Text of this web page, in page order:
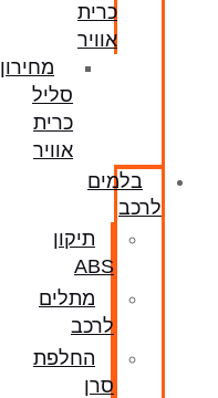
כרית
אוויר
מחירון
סליל
כרית
אוויר
בלמים
לרכב
תיקון
ABS
מתלים
לרכב
החלפת
סרן